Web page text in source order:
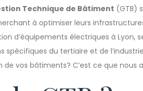
Technique de Bâtiment (GTB)
à optimiser leurs
d’équipements électriques à Lyon,
spécifiques du tertiaire et de
vos bâtiments? C’est ce que nous